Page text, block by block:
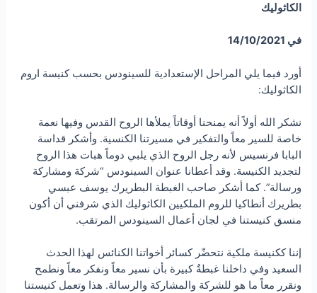
الكاثوليك
في 14/10/2021
أورد فيما يلي المراحل الإستعدادية للسينودس بحسب كنيسة اروم
الكاثوليك:
نشكر الله أولاً أنه يمنحنا أوقاتاً يملأها الروح القدس وفيها نعمة
خاصة للسير معاً والتفكير في مسيرتنا الكنسية. وأشكر قداسة
البابا فرنسيس لأنه رجل الروح الذي يلبي دوماً هبات هذا الروح
لتجديد الكنيسة. وقد أعطانا عنوان السينودس “شركة ومشاركة
ورسالة”. كما أشكر صاحب الغبطة البطريرك يوسف عبسي
بطريرك أنطاكيا للروم الملكيين الكاثوليك الذي شرفني أن أكون
منسق كنيستنا في لجان أعمال السينودس المرتقب.
إننا ككنيسة ملكية نتحضّر كسائر أخواتنا الكنائس لهذا الحدث
السعيد وفي داخلنا غبطةٌ كبيرة بأن نسير معاً ونفكر معاً ونطمح
ونقرر معاً ما هو للشركة والمشاركة والرسالة. هذا وتعمل كنيستنا